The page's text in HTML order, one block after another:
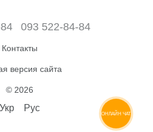
093 522-84-84
Контакты
версия сайта
© 2026
Укр Рус
ОНЛАЙН ЧАТ